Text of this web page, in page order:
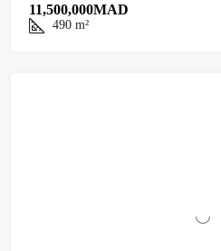
11,500,000MAD
490 m²